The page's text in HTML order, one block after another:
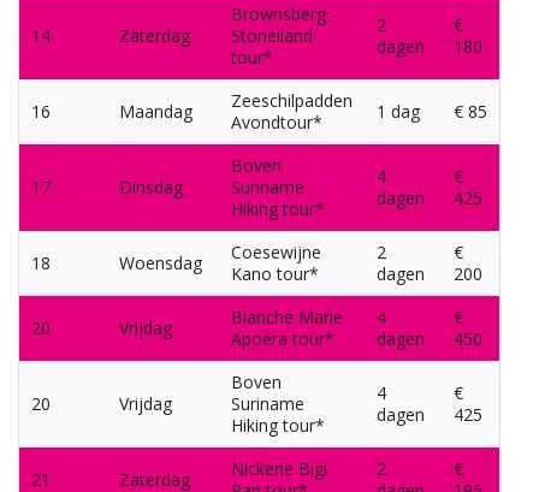
14 Zaterdag
Brownsberg -
Stoneiland
tour*
2
dagen
€
180
16 Maandag
Zeeschilpadden
Avondtour*
1 dag € 85
17 Dinsdag
Boven
Suriname
Hiking tour*
4
dagen
€
425
18 Woensdag
Coesewijne
Kano tour*
2
dagen
€
200
20 Vrijdag
Blanche Marie
Apoera tour*
4
dagen
€
450
20 Vrijdag
Boven
Suriname
Hiking tour*
4
dagen
€
425
21 Zaterdag
Nickerie Bigi
2
€